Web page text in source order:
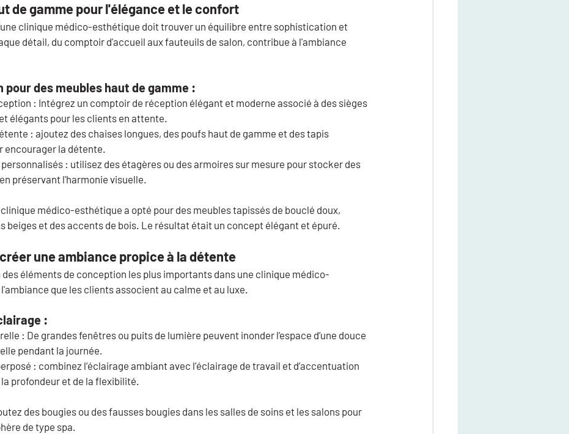
de gamme pour l'élégance et le confort
clinique médico-esthétique doit trouver un équilibre entre sophistication et
détail, du comptoir d'accueil aux fauteuils de salon, contribue à l'ambiance
pour des meubles haut de gamme :
: Intégrez un comptoir de réception élégant et moderne associé à des sièges
élégants pour les clients en attente.
: ajoutez des chaises longues, des poufs haut de gamme et des tapis
encourager la détente.
: utilisez des étagères ou des armoires sur mesure pour stocker des
préservant l'harmonie visuelle.
médico-esthétique a opté pour des meubles tapissés de bouclé doux,
beiges et des accents de bois. Le résultat était un concept élégant et épuré.
une ambiance propice à la détente
des éléments de conception les plus importants dans une clinique médico-
que les clients associent au calme et au luxe.
:
: De grandes fenêtres ou puits de lumière peuvent inonder l’espace d’une douce
pendant la journée.
: combinez l’éclairage ambiant avec l’éclairage de travail et d’accentuation
profondeur et de la flexibilité.
des bougies ou des fausses bougies dans les salles de soins et les salons pour
de type spa.